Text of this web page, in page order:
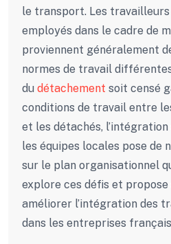
le transport. Les travailleurs
employés dans le cadre de
proviennent généralement
normes de travail
du détachement soit censé
conditions de travail entre
et les détachés,
les équipes locales pose de
sur le plan organisationnel
explore ces défis et
améliorer l’intégration des
dans les entreprises